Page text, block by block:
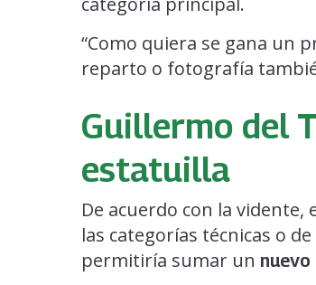
“Como quiera se gana un
reparto o fotografía
Guillermo del
estatuilla
De acuerdo con la vidente,
las categorías técnicas o
permitiría sumar un